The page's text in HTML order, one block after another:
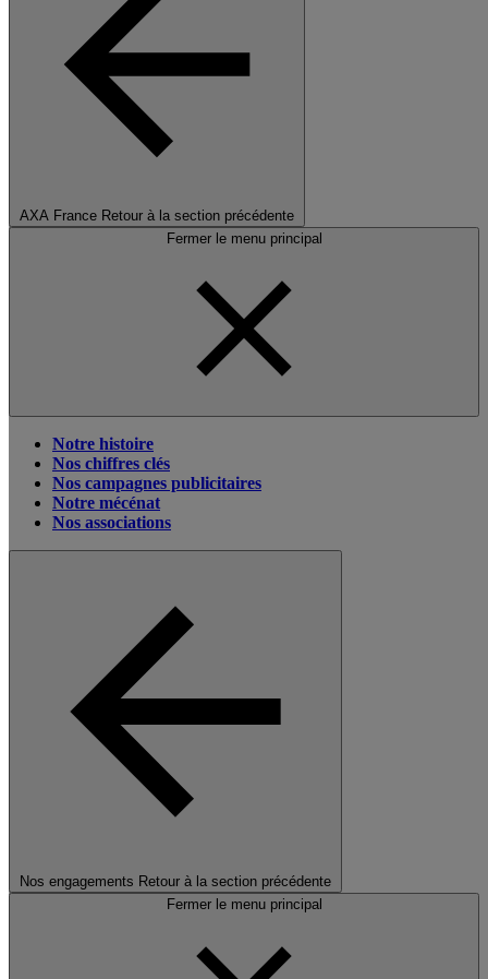
AXA France Retour à la section précédente
Fermer le menu principal
Notre histoire
Nos chiffres clés
Nos campagnes publicitaires
Notre mécénat
Nos associations
Nos engagements Retour à la section précédente
Fermer le menu principal